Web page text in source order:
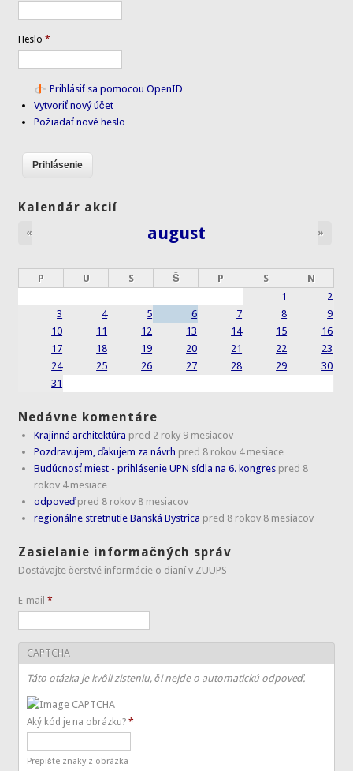
Heslo*
Prihlásiť sa pomocou OpenID
Vytvoriť nový účet
Požiadať nové heslo
Kalendár akcií
august
« »
P U S Š P S
N
1
2
3
4 5 6 7 8
9
10
11 12 13 14 15
16
17
18 19 20 21 22
23
24
25 26 27 28 29
30
31
Nedávne komentáre
Krajinná architektúra pred 2 roky 9 mesiacov
Pozdravujem, ďakujem za návrh pred 8 rokov 4 mesiace
Budúcnosť miest - prihlásenie UPN sídla na 6. kongres pred 8
rokov 4 mesiace
odpoveď pred 8 rokov 8 mesiacov
regionálne stretnutie Banská Bystrica pred 8 rokov 8 mesiacov
Zasielanie informačných správ
Dostávajte čerstvé informácie o dianí v ZUUPS
E-mail*
CAPTCHA
Táto otázka je kvôli zisteniu, či nejde o automatickú odpoveď.
Aký kód je na obrázku?*
Prepíšte znaky z obrázka